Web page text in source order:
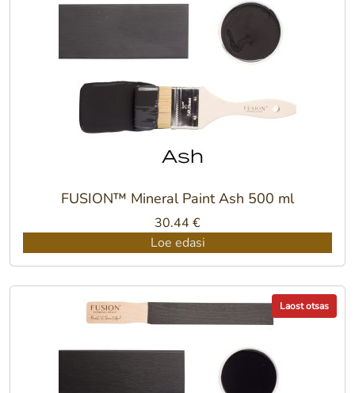
FUSION™ Mineral Paint Ash 500 ml
30.44 €
Loe edasi
Laost otsas